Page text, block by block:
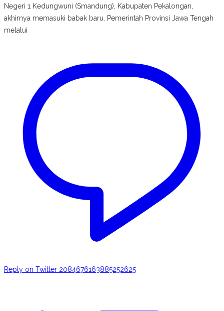
Negeri 1 Kedungwuni (Smandung), Kabupaten Pekalongan,
akhirnya memasuki babak baru. Pemerintah Provinsi Jawa Tengah
melalui
Reply on Twitter 2084676163885252625